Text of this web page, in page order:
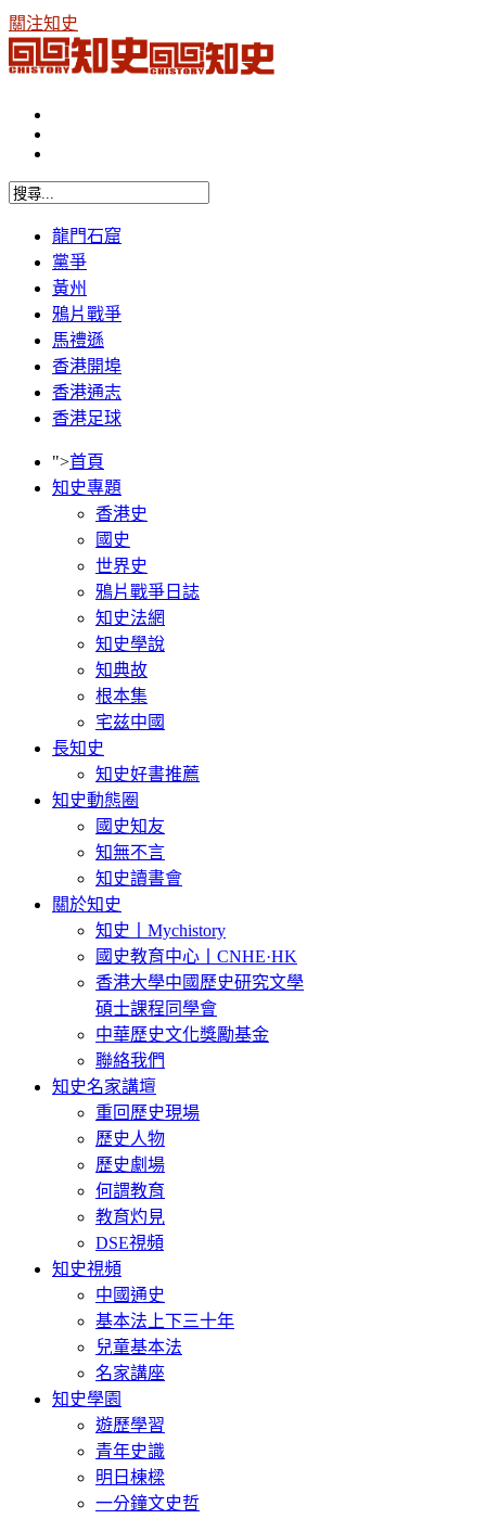
關注知史
龍門石窟
黨爭
黃州
鴉片戰爭
馬禮遜
香港開埠
香港通志
香港足球
">首頁
知史專題
香港史
國史
世界史
鴉片戰爭日誌
知史法網
知史學說
知典故
根本集
宅兹中國
長知史
知史好書推薦
知史動態圈
國史知友
知無不言
知史讀書會
關於知史
知史丨Mychistory
國史教育中心丨CNHE·HK
香港大學中國歷史研究文學
碩士課程同學會
中華歷史文化獎勵基金
聯絡我們
知史名家講壇
重回歷史現場
歷史人物
歷史劇場
何謂教育
教育灼見
DSE視頻
知史視頻
中國通史
基本法上下三十年
兒童基本法
名家講座
知史學園
遊歷學習
青年史識
明日棟樑
一分鐘文史哲